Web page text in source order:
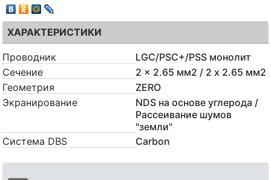
ХАРАКТЕРИСТИКИ
Проводник
LGC/PSC+/PSS монолит
Сечение
2 x 2.65 мм2 / 2 x 2.65 мм2
Геометрия
ZERO
Экранирование
NDS на основе углерода /
Рассеивание шумов
"земли"
Система DBS
Carbon